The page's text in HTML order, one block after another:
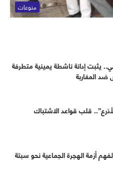
منوعات
يثبت إدانة ناشطة يمينية متطرفة
ضد المغاربة
قلب قواعد الاشتباك
أزمة الهجرة الجماعية نحو سبتة